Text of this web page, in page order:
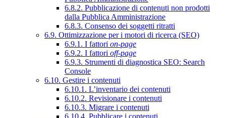
6.8.2. Pubblicazione di contenuti non prodotti
dalla Pubblica Amministrazione
6.8.3. Consenso dei soggetti ritratti
6.9. Ottimizzazione per i motori di ricerca (SEO)
6.9.1. I fattori on-page
6.9.2. I fattori off-page
6.9.3. Strumenti di diagnostica SEO: Search
Console
6.10. Gestire i contenuti
6.10.1. L’inventario dei contenuti
6.10.2. Revisionare i contenuti
6.10.3. Migrare i contenuti
6.10.4. Pubblicare i contenuti